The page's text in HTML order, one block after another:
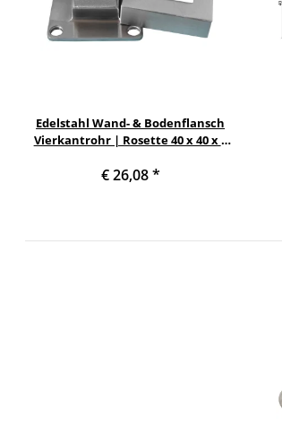
Edelstahl Wand- & Bodenflansch
Vierkantrohr | Rosette 40 x 40 x 2
€ 26,08*